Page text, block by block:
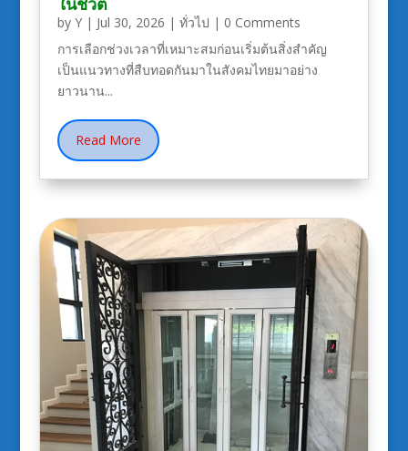
by Y| Jul 30, 2026 | ทั่วไป | 0 Comments
การเลือกช่วงเวลาที่เหมาะสมก่อนเริ่มต้นสิ่งสำคัญ
เป็นแนวทางที่สืบทอดกันมาในสังคมไทยมาอย่าง
ยาวนาน...
Read More